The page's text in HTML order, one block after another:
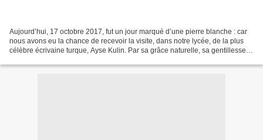
Aujourd’hui, 17 octobre 2017, fut un jour marqué d’une pierre blanche : car
nous avons eu la chance de recevoir la visite, dans notre lycée, de la plus
célèbre écrivaine turque, Ayse Kulin. Par sa grâce naturelle, sa gentillesse,